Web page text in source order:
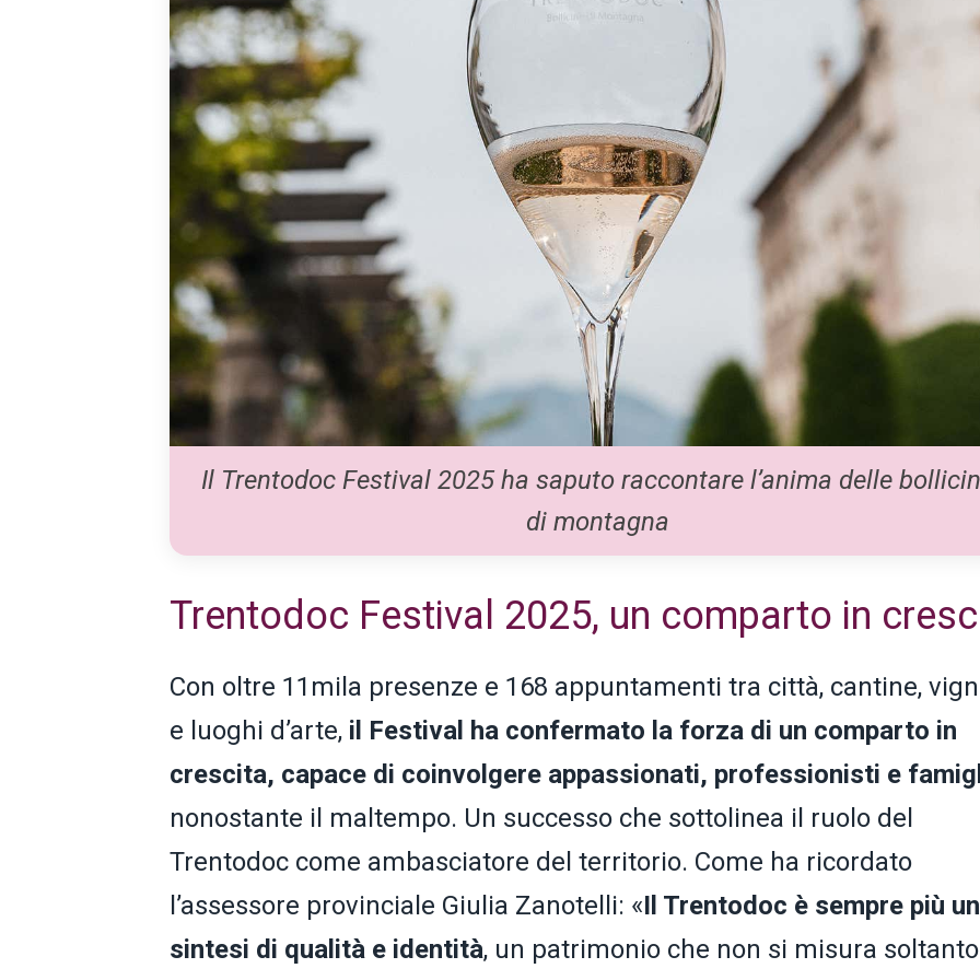
Il Trentodoc Festival 2025 ha saputo raccontare l’anima delle
di montagna
Trentodoc Festival 2025, un comparto in
Con oltre 11mila presenze e 168 appuntamenti tra città, cantine,
e luoghi d’arte, il Festival ha confermato la forza di un comparto in
crescita, capace di coinvolgere appassionati, professionisti e
nonostante il maltempo. Un successo che sottolinea il ruolo del
Trentodoc come ambasciatore del territorio. Come ha ricordato
l’assessore provinciale Giulia Zanotelli: «Il Trentodoc è sempre più
sintesi di qualità e identità, un patrimonio che non si misura